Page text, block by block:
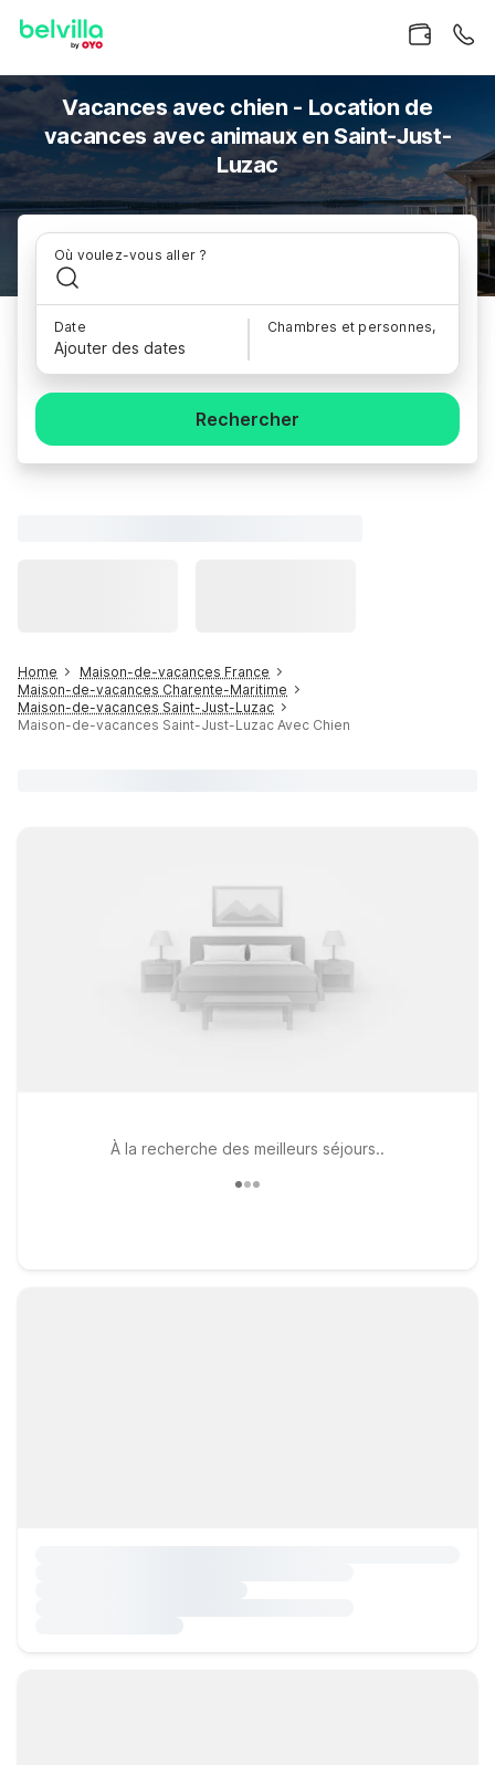
Vacances avec chien - Location de
vacances avec animaux en Saint-Just-
Luzac
Où voulez-vous aller ?
Date
Ajouter des dates
Chambres et personnes,
Rechercher
Home
Maison-de-vacances France
Maison-de-vacances Charente-Maritime
Maison-de-vacances Saint-Just-Luzac
Maison-de-vacances Saint-Just-Luzac Avec Chien
À la recherche des meilleurs séjours..